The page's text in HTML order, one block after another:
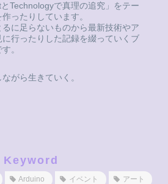
とTechnologyで真理の追究」をテー
ったりしています。
に足らないものから最新技術やア
行ったりした記録を綴っていくブ
。
がら生きていく。
Keyword
Arduino イベント アート